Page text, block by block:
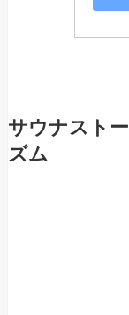
サウナスト
ズム